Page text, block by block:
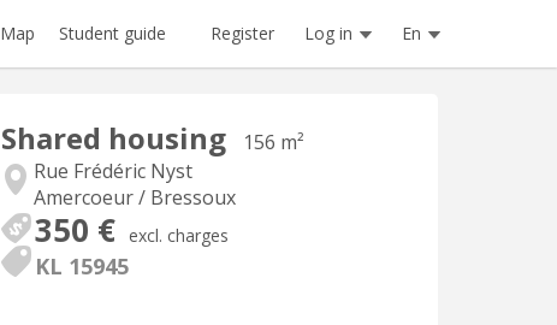
Map Student guide Register Log in En
Shared housing
156 m²
Rue Frédéric Nyst
Amercoeur / Bressoux
350 € excl. charges
KL 15945